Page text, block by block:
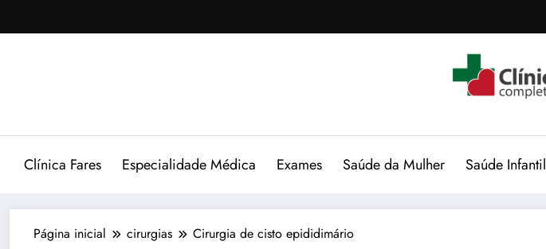
para
Clínica Fares Especialidade Médica Exames Saúde da Mulher Saúde Infantil
Página inicial cirurgias Cirurgia de cisto epididimário